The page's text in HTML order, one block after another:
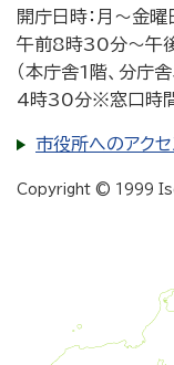
開庁日時：月～金
午前8時30分～午
（本庁舎1階、分庁
4時30分※窓口時間
市役所へのアクセ
Copyright © 1999